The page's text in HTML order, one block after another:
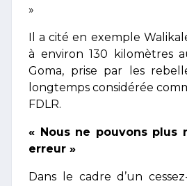
»
Il a cité en exemple
à environ 130 kilomètres
Goma, prise par les
longtemps considérée
FDLR.
« Nous ne pouvons plus
erreur »
Dans le cadre d’un